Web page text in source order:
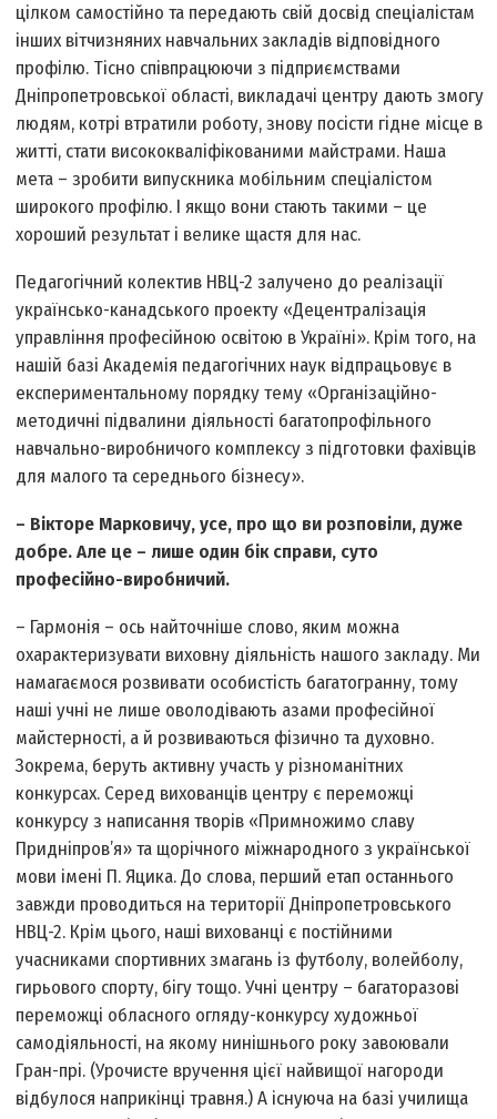
цілком самостійно та передають свій досвід спеціалістам
інших вітчизняних навчальних закладів відповідного
профілю. Тісно співпрацюючи з підприємствами
Дніпропетровської області, викладачі центру дають змогу
людям, котрі втратили роботу, знову посісти гідне місце в
житті, стати висококваліфікованими майстрами. Наша
мета – зробити випускника мобільним спеціалістом
широкого профілю. І якщо вони стають такими – це
хороший результат і велике щастя для нас.
Педагогічний колектив НВЦ-2 залучено до реалізації
українсько-канадського проекту «Децентралізація
управління професійною освітою в Україні». Крім того, на
нашій базі Академія педагогічних наук відпрацьовує в
експериментальному порядку тему «Організаційно-
методичні підвалини діяльності багатопрофільного
навчально-виробничого комплексу з підготовки фахівців
для малого та середнього бізнесу».
– Вікторе Марковичу, усе, про що ви розповіли, дуже
добре. Але це – лише один бік справи, суто
професійно-виробничий.
– Гармонія – ось найточніше слово, яким можна
охарактеризувати виховну діяльність нашого закладу. Ми
намагаємося розвивати особистість багатогранну, тому
наші учні не лише оволодівають азами професійної
майстерності, а й розвиваються фізично та духовно.
Зокрема, беруть активну участь у різноманітних
конкурсах. Серед вихованців центру є переможці
конкурсу з написання творів «Примножимо славу
Придніпров’я» та щорічного міжнародного з української
мови імені П. Яцика. До слова, перший етап останнього
завжди проводиться на території Дніпропетровського
НВЦ-2. Крім цього, наші вихованці є постійними
учасниками спортивних змагань із футболу, волейболу,
гирьового спорту, бігу тощо. Учні центру – багаторазові
переможці обласного огляду-конкурсу художньої
самодіяльності, на якому нинішнього року завоювали
Гран-прі. (Урочисте вручення цієї найвищої нагороди
відбулося наприкінці травня.) А існуюча на базі училища